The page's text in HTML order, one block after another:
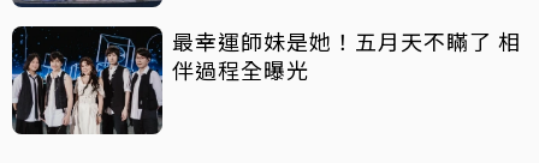
最幸運師妹是她！五月天不瞞了 相
伴過程全曝光